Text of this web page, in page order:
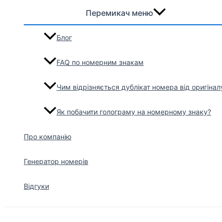
Перемикач меню
Блог
FAQ по номерним знакам
Чим відрізняється дублікат номера від
Як побачити голограму на номерному знаку?
Про компанію
Генератор номерів
Відгуки